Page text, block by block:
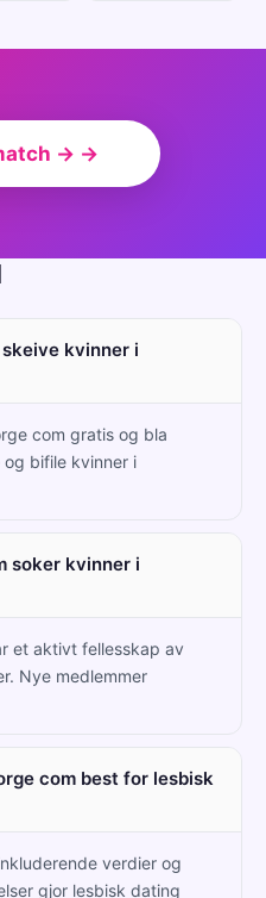
→ →
kvinner i
com gratis og bla
bifile kvinner i
soker kvinner i
et aktivt fellesskap av
Nye medlemmer
com best for lesbisk
verdier og
gjor lesbisk dating